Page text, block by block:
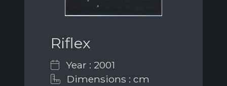
Riflex
Year : 2001
Dimensions : cm